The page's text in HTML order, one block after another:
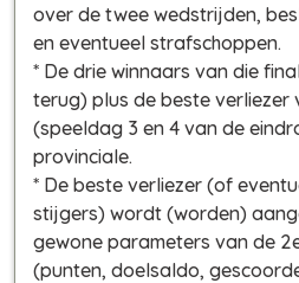
over de twee wedstrijden,
en eventueel strafschoppen.
* De drie winnaars van die
terug) plus de beste verliezer
(speeldag 3 en 4 van de
provinciale.
* De beste verliezer (of
stijgers) wordt (worden)
gewone parameters van de
(punten, doelsaldo,